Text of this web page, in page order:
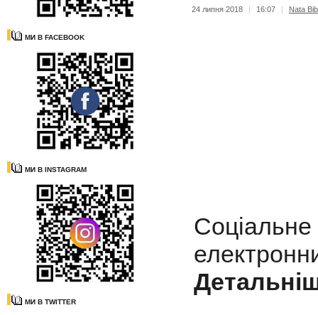
МИ В FACEBOOK
МИ В INSTAGRAM
МИ В TWITTER
24 липня 2018 | 16:07 | Nata